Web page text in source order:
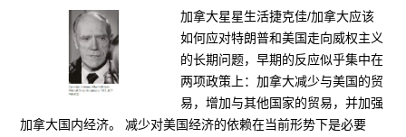
加拿大星星生活捷克佳/加拿大应该
如何应对特朗普和美国走向威权主义
的长期问题，早期的反应似乎集中在
两项政策上：加拿大减少与美国的贸
易，增加与其他国家的贸易，并加强
加拿大国内经济。 减少对美国经济的依赖在当前形势下是必要